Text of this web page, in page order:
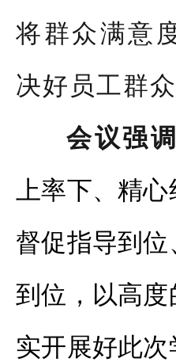
将群众满意
决好员工群
会议强调
上率下、精
督促指导到
到位，以高
实开展好此